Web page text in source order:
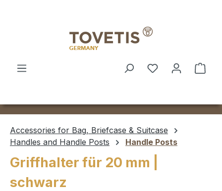
Accessories for Bag, Briefcase & Suitcase
Handles and Handle Posts
Handle Posts
Griffhalter für 20 mm |
schwarz